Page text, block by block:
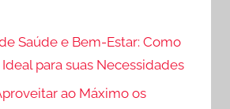
Saúde e Bem-Estar: Como
para suas Necessidades
ao Máximo os